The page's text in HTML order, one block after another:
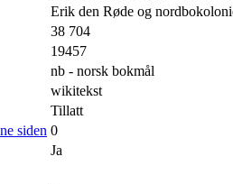
Erik den Røde og
38 704
19457
nb - norsk bokmål
wikitekst
Tillatt
siden 0
Ja